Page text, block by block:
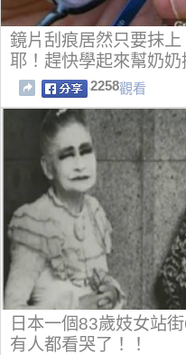
鏡片刮痕居然只要抹
耶！趕快學起來幫奶奶
2258觀看
日本一個83歲妓女站
有人都看哭了！！